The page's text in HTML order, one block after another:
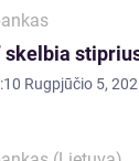
skelbia
Rugpjūčio 5,